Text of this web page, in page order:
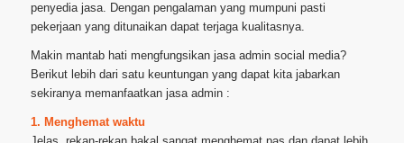
penyedia jasa. Dengan pengalaman yang mumpuni pasti
pekerjaan yang ditunaikan dapat terjaga kualitasnya.
Makin mantab hati mengfungsikan jasa admin social media?
Berikut lebih dari satu keuntungan yang dapat kita jabarkan
sekiranya memanfaatkan jasa admin :
1. Menghemat waktu